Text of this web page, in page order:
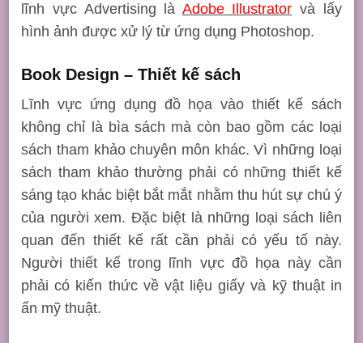
lĩnh vực Advertising là Adobe Illustrator và lấy
hình ảnh được xử lý từ ứng dụng Photoshop.
Book Design – Thiết kế sách
Lĩnh vực ứng dụng đồ họa vào thiết kế sách
không chỉ là bìa sách mà còn bao gồm các loại
sách tham khảo chuyên môn khác. Vì những loại
sách tham khảo thường phải có những thiết kế
sáng tạo khác biệt bắt mắt nhằm thu hút sự chú ý
của người xem. Đặc biệt là những loại sách liên
quan đến thiết kế rất cần phải có yếu tố này.
Người thiết kế trong lĩnh vực đồ họa này cần
phải có kiến thức về vật liệu giấy và kỹ thuật in
ấn mỹ thuật.